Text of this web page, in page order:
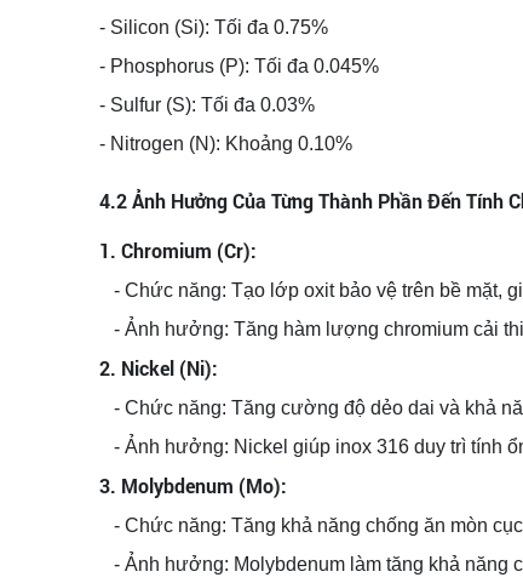
- Silicon (Si): Tối đa 0.75%
- Phosphorus (P): Tối đa 0.045%
- Sulfur (S): Tối đa 0.03%
- Nitrogen (N): Khoảng 0.10%
4.2 Ảnh Hưởng Của Từng Thành Phần Đến Tính
1. Chromium (Cr):
- Chức năng: Tạo lớp oxit bảo vệ trên bề mặt,
- Ảnh hưởng: Tăng hàm lượng chromium cải
2. Nickel (Ni):
- Chức năng: Tăng cường độ dẻo dai và khả
- Ảnh hưởng: Nickel giúp inox 316 duy trì tính
3. Molybdenum (Mo):
- Chức năng: Tăng khả năng chống ăn mòn
- Ảnh hưởng: Molybdenum làm tăng khả năng